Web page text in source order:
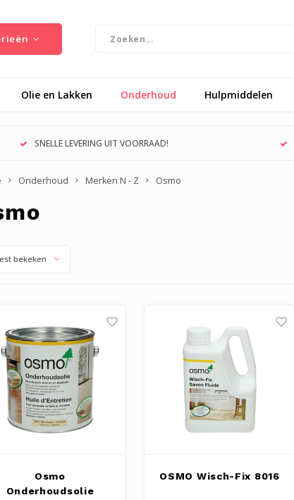
Olie en Lakken Onderhoud Hulpmiddelen
SNELLE LEVERING UIT VOORRAAD!
Onderhoud Merken N - Z Osmo
bekeken
Osmo
Onderhoudsolie
OSMO Wisch-Fix 8016